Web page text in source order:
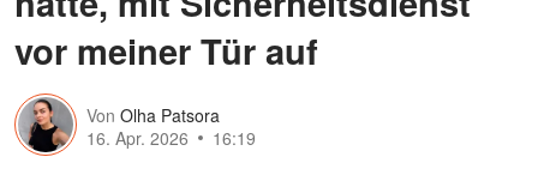
vor meiner Tür auf
Von Olha Patsora
16. Apr. 2026
16:19